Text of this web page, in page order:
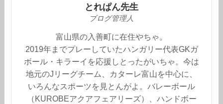
とれぱん先生
ブログ管理人
富山県の入善町に在住やちゃ。
2019年までプレーしていたハンガリー代表GKガ
ボール・キラーイを応援しとったがいちゃ。今は
地元のJリーグチーム、カターレ富山を中心に、
いろんなスポーツを見とんがよ。バレーボール
（KUROBEアクアフェアリーズ）、ハンドボー